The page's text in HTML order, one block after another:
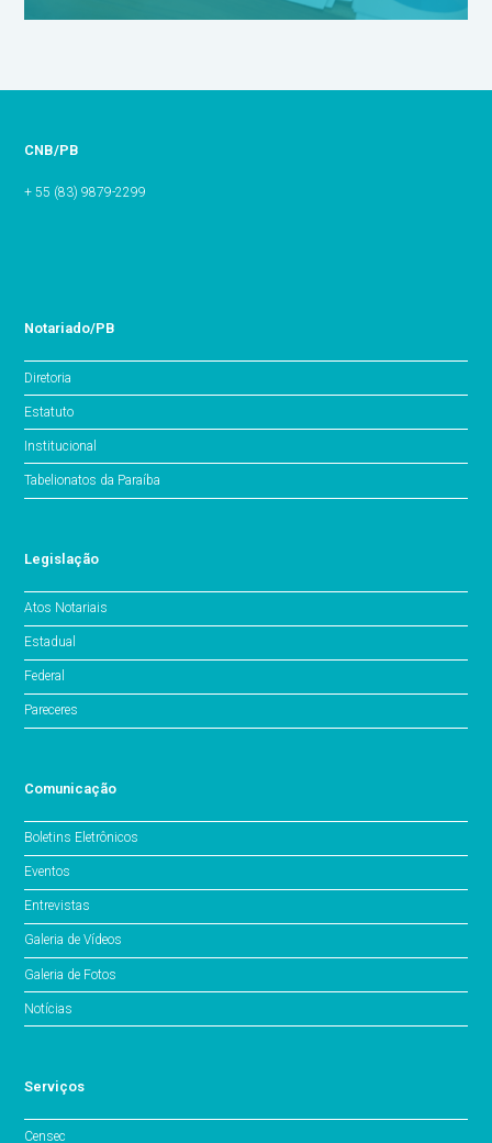
CNB/PB
+ 55 (83) 9879-2299
Notariado/PB
Diretoria
Estatuto
Institucional
Tabelionatos da Paraíba
Legislação
Atos Notariais
Estadual
Federal
Pareceres
Comunicação
Boletins Eletrônicos
Eventos
Entrevistas
Galeria de Vídeos
Galeria de Fotos
Notícias
Serviços
Censec